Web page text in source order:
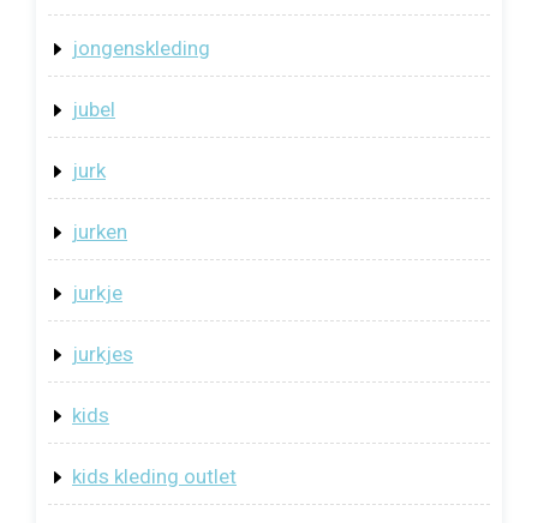
jongenskleding
jubel
jurk
jurken
jurkje
jurkjes
kids
kids kleding outlet